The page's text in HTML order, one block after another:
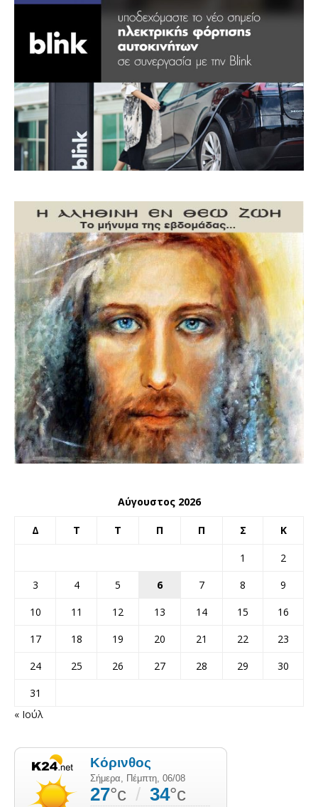
Αύγουστος 2026
Δ Τ Τ Π Π Σ Κ
1
2
3
4 5 6 7 8
9
10
11 12 13 14 15
16
17
18 19 20 21 22
23
24
25 26 27 28 29
30
31
« Ιούλ